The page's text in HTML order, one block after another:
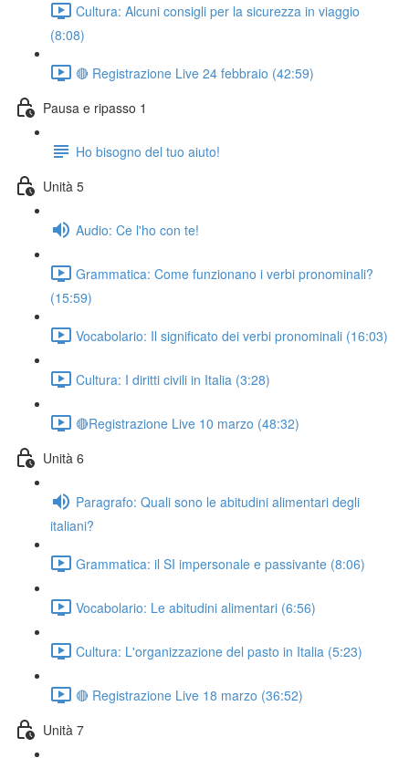
Cultura: Alcuni consigli per la sicurezza in viaggio
(8:08)
🔴 Registrazione Live 24 febbraio (42:59)
Pausa e ripasso 1
Ho bisogno del tuo aiuto!
Unità 5
Audio: Ce l'ho con te!
Grammatica: Come funzionano i verbi pronominali?
(15:59)
Vocabolario: Il significato dei verbi pronominali (16:03)
Cultura: I diritti civili in Italia (3:28)
🔴Registrazione Live 10 marzo (48:32)
Unità 6
Paragrafo: Quali sono le abitudini alimentari degli
italiani?
Grammatica: il SI impersonale e passivante (8:06)
Vocabolario: Le abitudini alimentari (6:56)
Cultura: L'organizzazione del pasto in Italia (5:23)
🔴 Registrazione Live 18 marzo (36:52)
Unità 7